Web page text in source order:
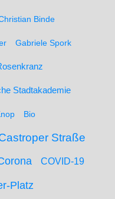
Binde
Gabriele Spork
Stadtakademie
Bio
Straße
COVID-19
Platz